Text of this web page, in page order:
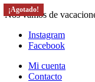
Nos vamos de
Instagram
Facebook
Mi cuenta
Contacto
¡Agotado!
¡Agotado!